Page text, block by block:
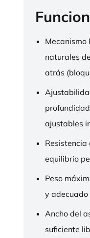
Mecanismo
naturales
atrás
ajustables
equilibrio
Peso
y adecuado
Ancho del
suficiente